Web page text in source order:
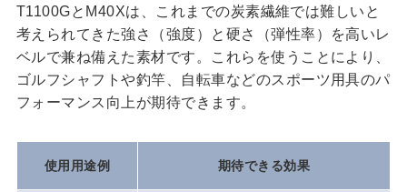
T1100GとM40Xは、これまでの炭素繊維では難しいと
考えられてきた強さ（強度）と硬さ（弾性率）を高いレ
ベルで兼ね備えた素材です。これらを使うことにより、
ゴルフシャフトや釣竿、自転車などのスポーツ用具のパ
フォーマンス向上が期待できます。
使用用途例 期待できる効果